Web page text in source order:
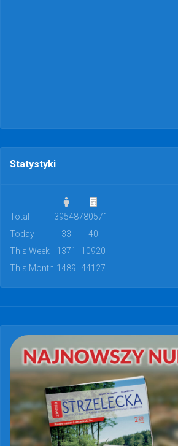
Statystyki
Total 39548780571
Today
33
40
This Week
1371
10920
This Month 1489 44127